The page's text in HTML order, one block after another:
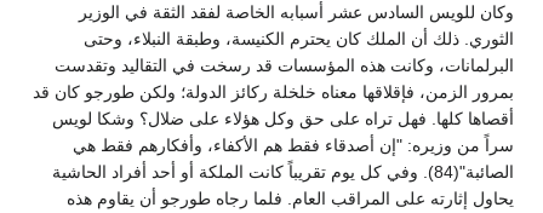
وكان للويس السادس عشر أسبابه الخاصة لفقد الثقة في الوزير
الثوري. ذلك أن الملك كان يحترم الكنيسة، وطبقة النبلاء، وحتى
البرلمانات، وكانت هذه المؤسسات قد رسخت في التقاليد وتقدست
بمرور الزمن، فإقلاقها معناه خلخلة ركائز الدولة؛ ولكن طورجو كان قد
أقصاها كلها. فهل تراه على حق وكل هؤلاء على ضلال؟ وشكا لويس
سراً من وزيره: "إن أصدقاء فقط هم الأكفاء، وأفكارهم فقط هي
الصائبة"(84). وفي كل يوم تقريباً كانت الملكة أو أحد أفراد الحاشية
يحاول إثارته على المراقب العام. فلما رجاه طورجو أن يقاوم هذه